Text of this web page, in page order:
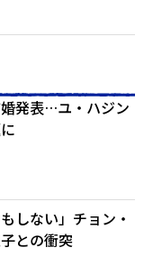
発表…ユ・ハジン
しない」チョン・
との衝突